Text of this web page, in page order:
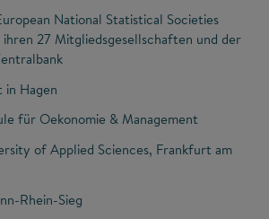
National Statistical Societies
ihren 27 Mitgliedsgesellschaften und der
in Hagen
für Oekonomie & Management
of Applied Sciences, Frankfurt am
Rhein-Sieg